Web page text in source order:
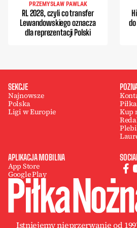
PRZEMYSŁAW PAWLAK
RL 2028, czyli co transfer
Lewandowskiego oznacza
dla reprezentacji Polski
SEKCJE
Najnowsze
Polska
Ligi w Europie
Kup
APLIKACJA MOBILNA
App Store
Google Play
Istniejemy nieprzerwanie od